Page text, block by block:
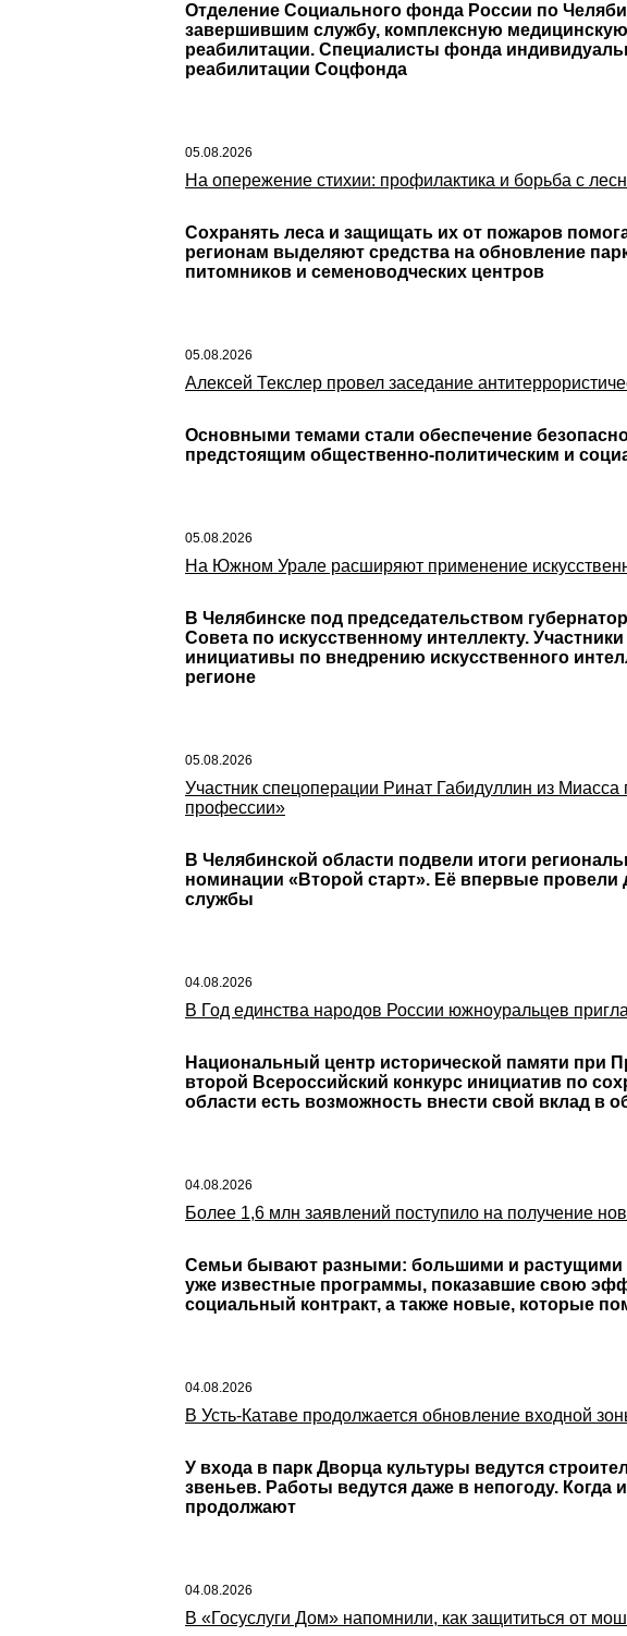
Отделение Социального фонда России по
завершившим службу, комплексную
реабилитации. Специалисты фонда
реабилитации Соцфонда
05.08.2026
На опережение стихии: профилактика и борьба с
Сохранять леса и защищать их от пожаров
регионам выделяют средства на обновление
питомников и семеноводческих центров
05.08.2026
Алексей Текслер провел заседание
Основными темами стали обеспечение
предстоящим общественно-политическим и
05.08.2026
На Южном Урале расширяют применение
В Челябинске под председательством
Совета по искусственному интеллекту.
инициативы по внедрению искусственного
регионе
05.08.2026
Участник спецоперации Ринат Габидуллин из
профессии»
В Челябинской области подвели итоги
номинации «Второй старт». Её впервые
службы
04.08.2026
В Год единства народов России южноуральцев
Национальный центр исторической памяти при
второй Всероссийский конкурс инициатив по
области есть возможность внести свой вклад в
04.08.2026
Более 1,6 млн заявлений поступило на получение
Семьи бывают разными: большими и растущими
уже известные программы, показавшие свою
социальный контракт, а также новые, которые
04.08.2026
В Усть-Катаве продолжается обновление входной
У входа в парк Дворца культуры ведутся
звеньев. Работы ведутся даже в непогоду.
продолжают
04.08.2026
В «Госуслуги Дом» напомнили, как защититься от